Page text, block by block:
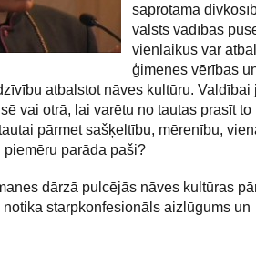
saprotama
valsts vadības
vienlaikus var
ģimenes vērības
atbalstot nāves kultūru. Valdībai
vai otrā, lai varētu no tautas prasīt to
pārmet sašķeltību, mērenību,
parāda paši?
dārzā pulcējās nāves kultūras
starpkonfesionāls aizlūgums un